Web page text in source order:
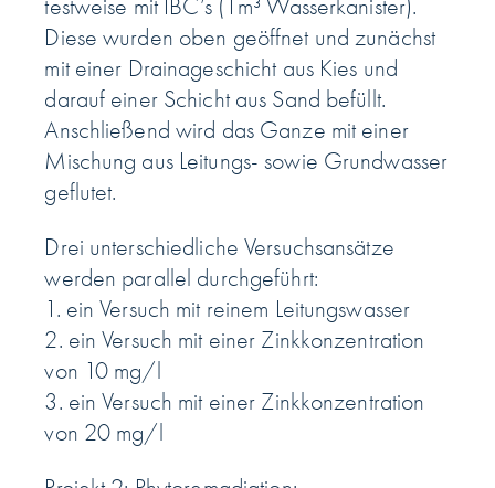
testweise mit IBC’s (1m³ Wasserkanister).
Diese wurden oben geöffnet und zunächst
mit einer Drainageschicht aus Kies und
darauf einer Schicht aus Sand befüllt.
Anschließend wird das Ganze mit einer
Mischung aus Leitungs- sowie Grundwasser
geflutet.
Drei unterschiedliche Versuchsansätze
werden parallel durchgeführt:
1. ein Versuch mit reinem Leitungswasser
2. ein Versuch mit einer Zinkkonzentration
von 10 mg/l
3. ein Versuch mit einer Zinkkonzentration
von 20 mg/l